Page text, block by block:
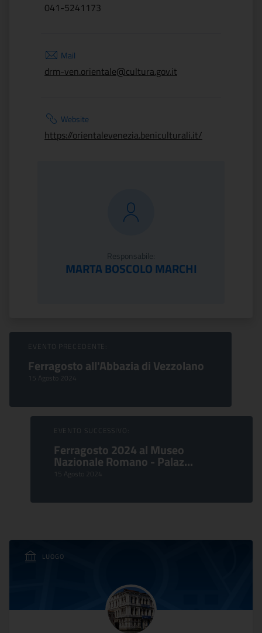
041-5241173
Mail
drm-ven.orientale@cultura.gov.it
Website
https://orientalevenezia.beniculturali.it/
Responsabile:
MARTA BOSCOLO MARCHI
Sfoglia Eventi
EVENTO PRECEDENTE:
Ferragosto all'Abbazia di Vezzolano
15 Agosto 2024
EVENTO SUCCESSIVO:
Ferragosto 2024 al Museo
Nazionale Romano - Palaz...
15 Agosto 2024
LUOGO